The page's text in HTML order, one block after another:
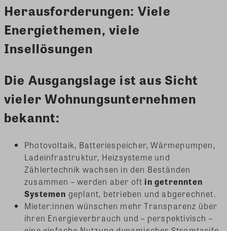
Herausforderungen: Viele
Energiethemen, viele
Insellösungen
Die Ausgangslage ist aus Sicht
vieler Wohnungsunternehmen
bekannt:
Photovoltaik, Batteriespeicher, Wärmepumpen,
Ladeinfrastruktur, Heizsysteme und
Zählertechnik wachsen in den Beständen
zusammen – werden aber oftin getrennten
Systemen geplant, betrieben und abgerechnet.
Mieter:innen wünschen mehr Transparenz über
ihren Energieverbrauch und – perspektivisch –